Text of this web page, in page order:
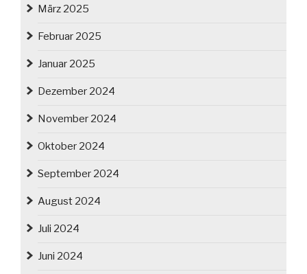
März 2025
Februar 2025
Januar 2025
Dezember 2024
November 2024
Oktober 2024
September 2024
August 2024
Juli 2024
Juni 2024